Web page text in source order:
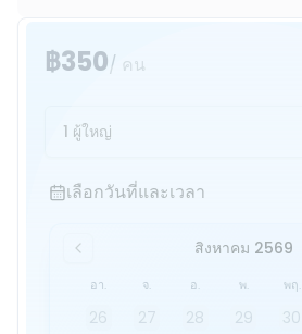
฿350/ คน
1 ผู้ใหญ่
เลือกวันที่และเวลา
เลือกวันที่และเวลา
สิงหาคม 2569
อา. จ. อ. พ. พฤ.
26 27 28 29 30